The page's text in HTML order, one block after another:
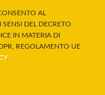
AL
DEL DECRETO
IN MATERIA DI
REGOLAMENTO UE
.